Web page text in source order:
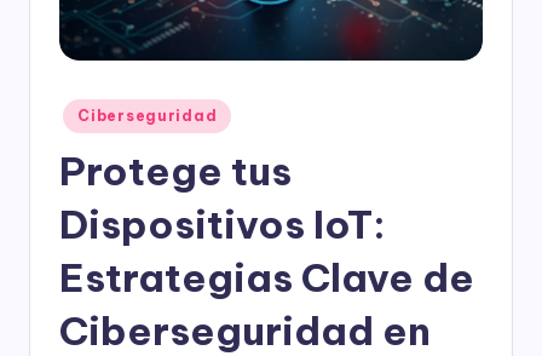
Publicado
en
Ciberseguridad
Protege tus
Dispositivos IoT:
Estrategias Clave de
Ciberseguridad en